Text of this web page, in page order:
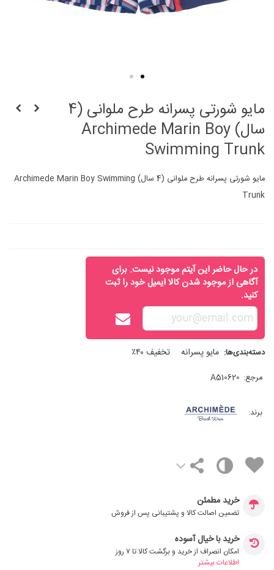
مایو شورتی پسرانه طرح ملوانی (4
سال) Archimede Marin Boy
Swimming Trunk
مایو شورتی پسرانه طرح ملوانی (4 سال) Archimede Marin Boy Swimming
Trunk
در حال حاضر این آیتم موجود نیست. برای
آگاهی از موجود شدن کالا ایمیل خود را ثبت
کنید.
دسته‌بندی‌ها: مایو پسرانه تخفیف ۴۰٪
مرجع: A510620
برند:
خرید مطمئن
تضمین اصالت کالا و پشتیبانی پس از فروش
خرید با خیال آسوده
امکان انصراف از خرید و برگشت کالا تا ۷ روز
اطلاعات بیشتر